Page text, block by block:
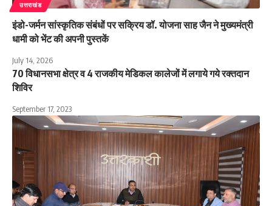
उत्तराखंड
इंडो-जर्मन सांस्कृतिक संबंधों पर सक्रिय डॉ. योजना साह जैन ने मुख्यमंत्री
धामी को भेंट की अपनी पुस्तकें
July 14, 2026
70 विधानसभा क्षेत्र व 4 राजकीय मेडिकल कालेजों में लगाये गये रक्तदान
शिविर
September 17, 2023